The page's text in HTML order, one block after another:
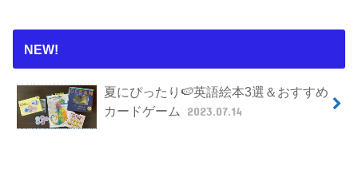
NEW!
夏にぴったり🍉英語絵本3選＆おすすめ
カードゲーム
2023.07.14